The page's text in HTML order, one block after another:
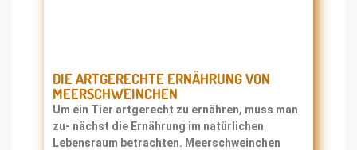
DIE ARTGERECHTE ERNÄHRUNG VON
MEERSCHWEINCHEN
Um ein Tier artgerecht zu ernähren, muss man
zu- nächst die Ernährung im natürlichen
Lebensraum betrachten. Meerschweinchen